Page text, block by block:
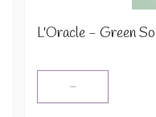
L'Oracle - Green
-